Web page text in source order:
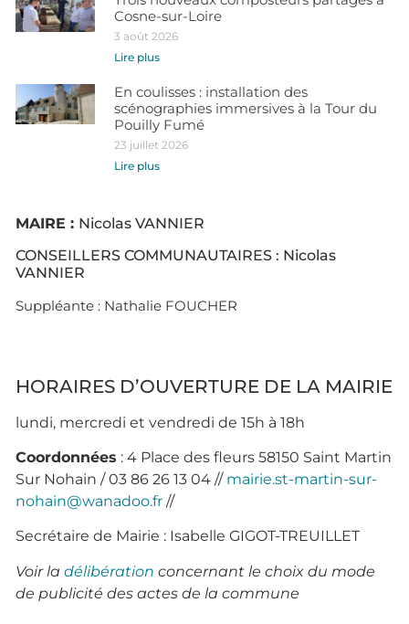
Cosne-sur-Loire
3 août 2026
Lire plus
En coulisses : installation des
scénographies immersives à la Tour du
Pouilly Fumé
23 juillet 2026
Lire plus
MAIRE : Nicolas VANNIER
CONSEILLERS COMMUNAUTAIRES : Nicolas
VANNIER
Suppléante : Nathalie FOUCHER
HORAIRES D’OUVERTURE DE LA MAIRIE
lundi, mercredi et vendredi de 15h à 18h
Coordonnées : 4 Place des fleurs 58150 Saint Martin
Sur Nohain / 03 86 26 13 04 // mairie.st-martin-sur-
nohain@wanadoo.fr //
Secrétaire de Mairie : Isabelle GIGOT-TREUILLET
Voir la délibération concernant le choix du mode
de publicité des actes de la commune